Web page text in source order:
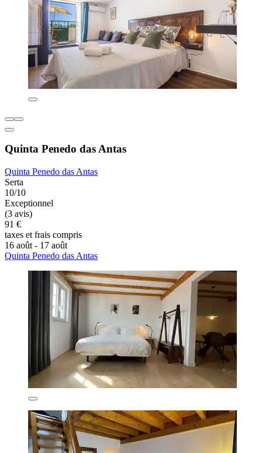
Quinta Penedo das Antas
Quinta Penedo das Antas
Serta
10/10
Exceptionnel
(3 avis)
91 €
taxes et frais compris
16 août - 17 août
Quinta Penedo das Antas